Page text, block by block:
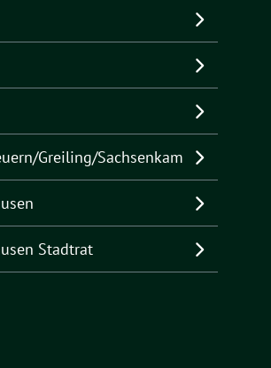
Greiling/Sachsenkam
Stadtrat